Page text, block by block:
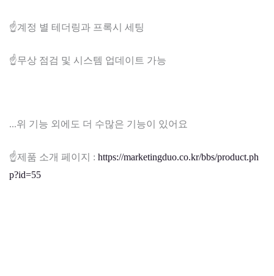
☝️계정 별 테더링과 프록시 세팅
☝️무상 점검 및 시스템 업데이트 가능
...위 기능 외에도 더 수많은 기능이 있어요
☝️제품 소개 페이지 : https://marketingduo.co.kr/bbs/product.ph
p?id=55